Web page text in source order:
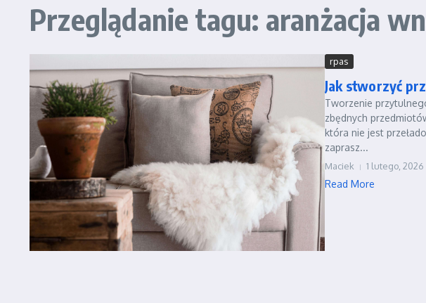
Przeglądanie tagu: aranżacja
rpas
Jak stworzyć
Tworzenie
zbędnych
która nie jest
zaprasz...
Maciek 1 lutego, 2026
Read More